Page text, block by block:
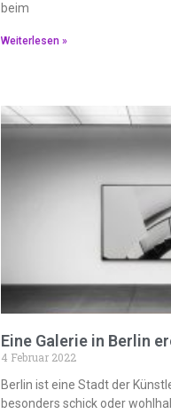
beim
Weiterlesen »
Eine Galerie in Berlin
4 Februar 2022
Berlin ist eine Stadt der
besonders schick oder